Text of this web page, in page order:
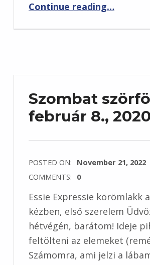
Continue reading“ Gel cream Dreams! The new Neutrogena Hydro boost Body Gel Cream, Body Balm and Hand Gel”
…
Szombat
február 8., 2020
POSTED ON: November 21, 2022
COMMENTS: 0
Essie Expressie körömlakk
kézben, első szerelem
hétvégén, barátom! Ideje
feltölteni az elemeket
Számomra, ami jelzi a